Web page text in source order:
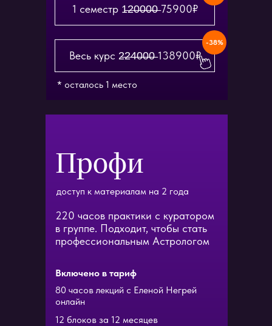
Профи
220 часов практики с куратором
в группе. Подходит, чтобы стать
профессиональным Астрологом
12 блоков за 12 месяцев
Включено в тариф
доступ к материалам на 2 года
80 часов лекций с Еленой Негрей
онлайн
1 семестр 1̶2̶0̶0̶0̶0̶ 75900₽
Весь курс 2̶2̶4̶0̶0̶0̶ 138900₽
-38%
* осталось 1 место